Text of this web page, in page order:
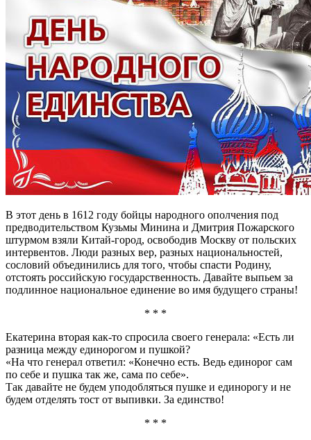
В этот день в 1612 году бойцы народного ополчения под
предводительством Кузьмы Минина и Дмитрия Пожарского
штурмом взяли Китай-город, освободив Москву от польских
интервентов. Люди разных вер, разных национальностей,
сословий объединились для того, чтобы спасти Родину,
отстоять российскую государственность. Давайте выпьем за
подлинное национальное единение во имя будущего страны!
* * *
Екатерина вторая как-то спросила своего генерала: «Есть ли
разница между единорогом и пушкой?
«На что генерал ответил: «Конечно есть. Ведь единорог сам
по себе и пушка так же, сама по себе».
Так давайте не будем уподобляться пушке и единорогу и не
будем отделять тост от выпивки. За единство!
* * *